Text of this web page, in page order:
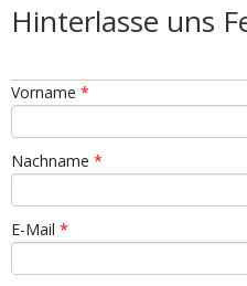
Hinterlasse uns
Vorname *
Nachname *
E-Mail *